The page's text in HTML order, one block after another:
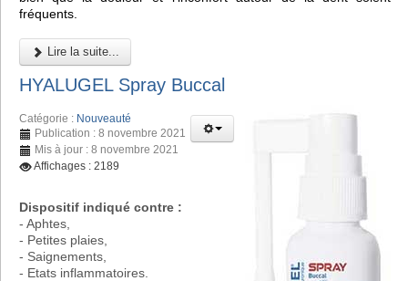
fréquents.
Lire la suite...
HYALUGEL Spray Buccal
Catégorie : Nouveauté
Publication : 8 novembre 2021
Mis à jour : 8 novembre 2021
Affichages : 2189
Dispositif indiqué contre :
- Aphtes,
- Petites plaies,
- Saignements,
- Etats inflammatoires.